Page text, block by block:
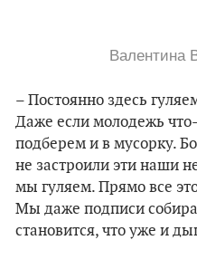
Валентина
– Постоянно здесь
Даже если молодежь что-
подберем и в мусорку.
не застроили эти наши
мы гуляем. Прямо все
Мы даже подписи
становится, что уже и